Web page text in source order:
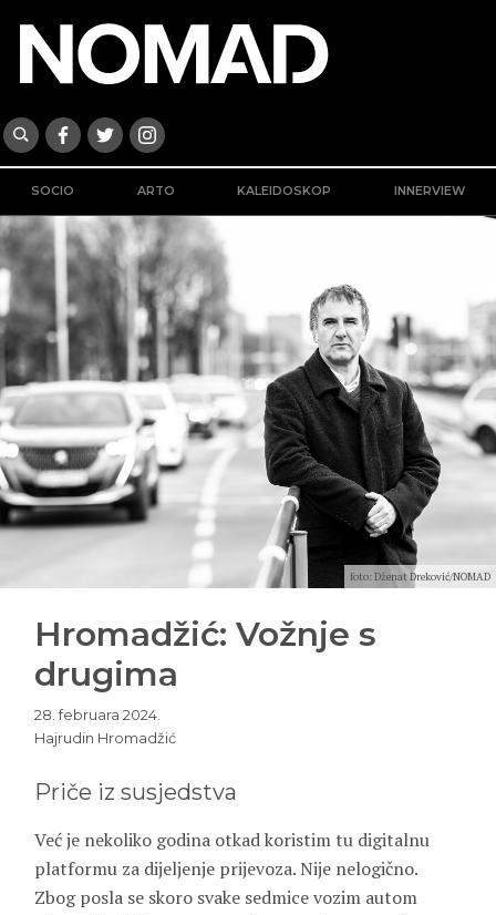
SOCIO ARTO KALEIDOSKOP INNERVIEW
foto: Dženat Dreković/NOMAD
Hromadžić: Vožnje s
drugima
28. februara 2024.
Hajrudin Hromadžić
Priče iz susjedstva
Već je nekoliko godina otkad koristim tu digitalnu
platformu za dijeljenje prijevoza. Nije nelogično.
Zbog posla se skoro svake sedmice vozim autom